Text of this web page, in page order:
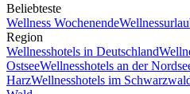
Beliebteste
Wellness Wochenende
Region
Wellnesshotels in Deutschland
OstseeWellnesshotels an der
HarzWellnesshotels im